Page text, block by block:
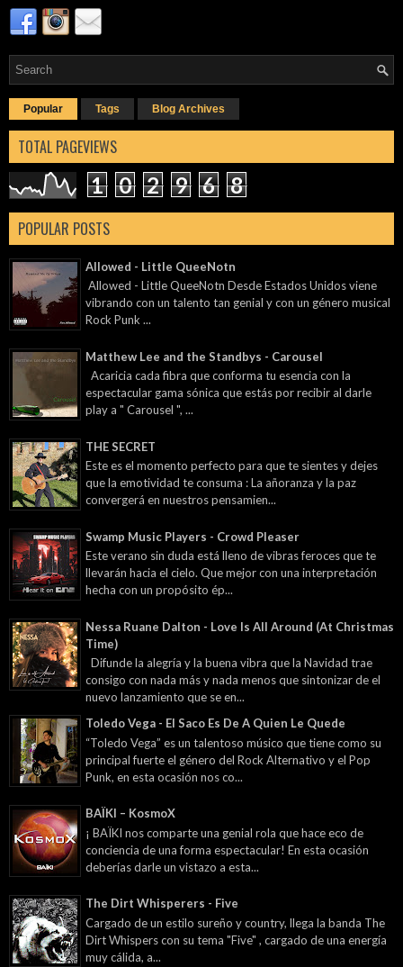
Popular Tags Blog Archives
TOTAL PAGEVIEWS
1 0 2 9 6 8
POPULAR POSTS
Allowed - Little QueeNotn
Allowed - Little QueeNotn Desde Estados Unidos viene
vibrando con un talento tan genial y con un género musical
Rock Punk ...
Matthew Lee and the Standbys - Carousel
Acaricia cada fibra que conforma tu esencia con la
espectacular gama sónica que estás por recibir al darle
play a " Carousel ", ...
THE SECRET
Este es el momento perfecto para que te sientes y dejes
que la emotividad te consuma : La añoranza y la paz
convergerá en nuestros pensamien...
Swamp Music Players - Crowd Pleaser
Este verano sin duda está lleno de vibras feroces que te
llevarán hacia el cielo. Que mejor con una interpretación
hecha con un propósito ép...
Nessa Ruane Dalton - Love Is All Around (At Christmas
Time)
Difunde la alegría y la buena vibra que la Navidad trae
consigo con nada más y nada menos que sintonizar de el
nuevo lanzamiento que se en...
Toledo Vega - El Saco Es De A Quien Le Quede
“Toledo Vega” es un talentoso músico que tiene como su
principal fuerte el género del Rock Alternativo y el Pop
Punk, en esta ocasión nos co...
BAÏKI – KosmoX
¡ BAÏKI nos comparte una genial rola que hace eco de
conciencia de una forma espectacular! En esta ocasión
deberías darle un vistazo a esta...
The Dirt Whisperers - Five
Cargado de un estilo sureño y country, llega la banda The
Dirt Whispers con su tema "Five" , cargado de una energía
muy cálida, a...